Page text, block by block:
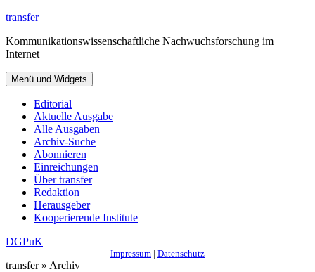
Zum
springen
transfer
Kommunikationswissenschaftliche Nachwuchsforschung im
Internet
Menü und Widgets
Editorial
Aktuelle Ausgabe
Alle Ausgaben
Archiv-Suche
Abonnieren
Einreichungen
Über transfer
Redaktion
Herausgeber
Kooperierende Institute
DGPuK
Impressum | Datenschutz
transfer » Archiv